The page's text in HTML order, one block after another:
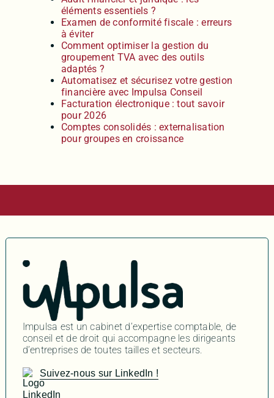
éléments essentiels ?
Examen de conformité fiscale : erreurs
à éviter
Comment optimiser la gestion du
groupement TVA avec des outils
adaptés ?
Automatisez et sécurisez votre gestion
financière avec Impulsa Conseil
Facturation électronique : tout savoir
pour 2026
Comptes consolidés : externalisation
pour groupes en croissance
Impulsa est un cabinet d’expertise comptable, de
conseil et de droit qui accompagne les dirigeants
d’entreprises de toutes tailles et secteurs.
Suivez-nous sur LinkedIn !